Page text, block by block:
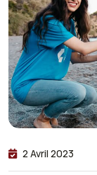
2 Avril 2023